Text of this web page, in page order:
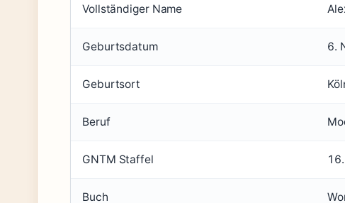
Vollständiger Name
Geburtsdatum 6.
Geburtsort
Beruf
GNTM Staffel
Buch